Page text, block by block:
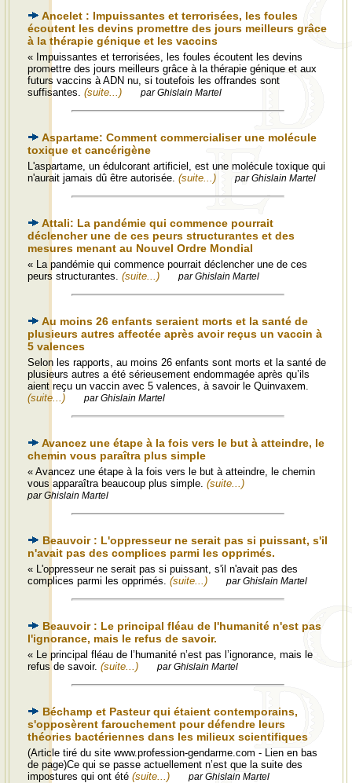
Ancelet : Impuissantes et terrorisées, les foules
écoutent les devins promettre des jours meilleurs grâce
à la thérapie génique et les vaccins
« Impuissantes et terrorisées, les foules écoutent les devins
promettre des jours meilleurs grâce à la thérapie génique et aux
futurs vaccins à ADN nu, si toutefois les offrandes sont
suffisantes. (suite...) par Ghislain Martel
Aspartame: Comment commercialiser une molécule
toxique et cancérigène
L'aspartame, un édulcorant artificiel, est une molécule toxique qui
n'aurait jamais dû être autorisée. (suite...) par Ghislain Martel
Attali: La pandémie qui commence pourrait
déclencher une de ces peurs structurantes et des
mesures menant au Nouvel Ordre Mondial
« La pandémie qui commence pourrait déclencher une de ces
peurs structurantes. (suite...) par Ghislain Martel
Au moins 26 enfants seraient morts et la santé de
plusieurs autres affectée après avoir reçus un vaccin à
5 valences
Selon les rapports, au moins 26 enfants sont morts et la santé de
plusieurs autres a été sérieusement endommagée après qu’ils
aient reçu un vaccin avec 5 valences, à savoir le Quinvaxem.
(suite...)
par Ghislain Martel
Avancez une étape à la fois vers le but à atteindre, le
chemin vous paraîtra plus simple
« Avancez une étape à la fois vers le but à atteindre, le chemin
vous apparaîtra beaucoup plus simple. (suite...)
par Ghislain Martel
Beauvoir : L'oppresseur ne serait pas si puissant, s'il
n'avait pas des complices parmi les opprimés.
« L'oppresseur ne serait pas si puissant, s'il n'avait pas des
complices parmi les opprimés. (suite...) par Ghislain Martel
Beauvoir : Le principal fléau de l'humanité n'est pas
l'ignorance, mais le refus de savoir.
« Le principal fléau de l’humanité n’est pas l’ignorance, mais le
refus de savoir. (suite...) par Ghislain Martel
Béchamp et Pasteur qui étaient contemporains,
s'opposèrent farouchement pour défendre leurs
théories bactériennes dans les milieux scientifiques
(Article tiré du site www.profession-gendarme.com - Lien en bas
de page)Ce qui se passe actuellement n’est que la suite des
impostures qui ont été (suite...) par Ghislain Martel